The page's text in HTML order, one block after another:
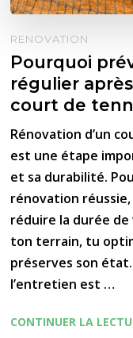
RENOVATION
Pourquoi
régulier
court de
Rénovation d’un
est une étape
et sa durabilité.
rénovation
réduire la durée
ton terrain, tu
préserves son
l’entretien est …
CONTINUER LA